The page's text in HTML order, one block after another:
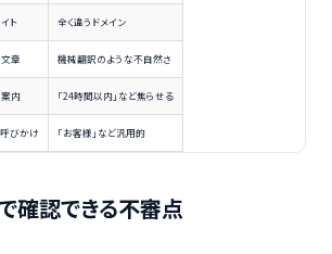
ト 全く違うドメイン
章 機械翻訳のような不自然さ
内 「24時間以内」など焦らせる
びかけ 「お客様」など汎用的
確認できる不審点